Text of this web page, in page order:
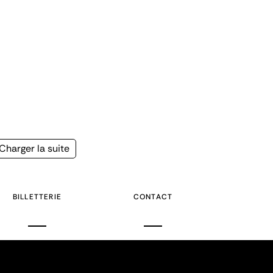
la suite
BILLETTERIE CONTACT